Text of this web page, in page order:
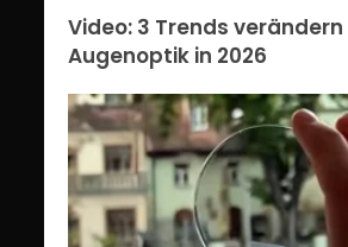
Video: 3 Trends verändern
Augenoptik in 2026